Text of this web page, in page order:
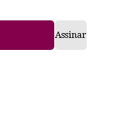
Assinar